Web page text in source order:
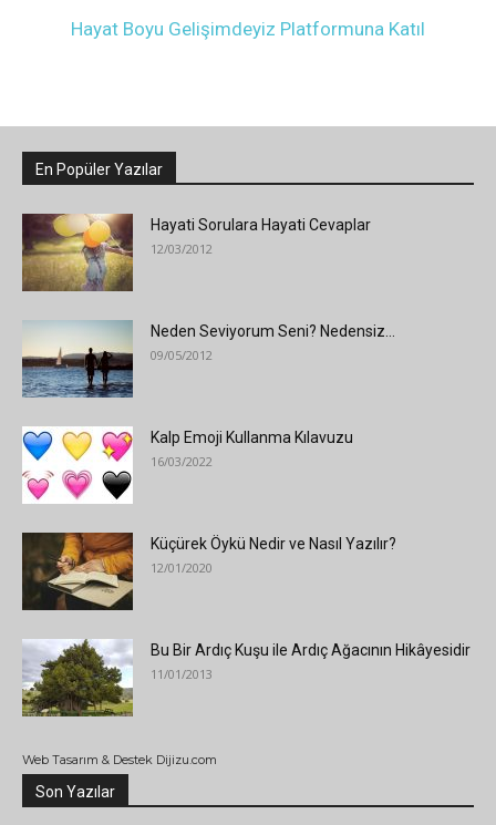
Hayat Boyu Gelişimdeyiz Platformuna Katıl
En Popüler Yazılar
Hayati Sorulara Hayati Cevaplar
12/03/2012
Neden Seviyorum Seni? Nedensiz…
09/05/2012
Kalp Emoji Kullanma Kılavuzu
16/03/2022
Küçürek Öykü Nedir ve Nasıl Yazılır?
12/01/2020
Bu Bir Ardıç Kuşu ile Ardıç Ağacının Hikâyesidir
11/01/2013
Web Tasarım & Destek Dijizu.com
Son Yazılar